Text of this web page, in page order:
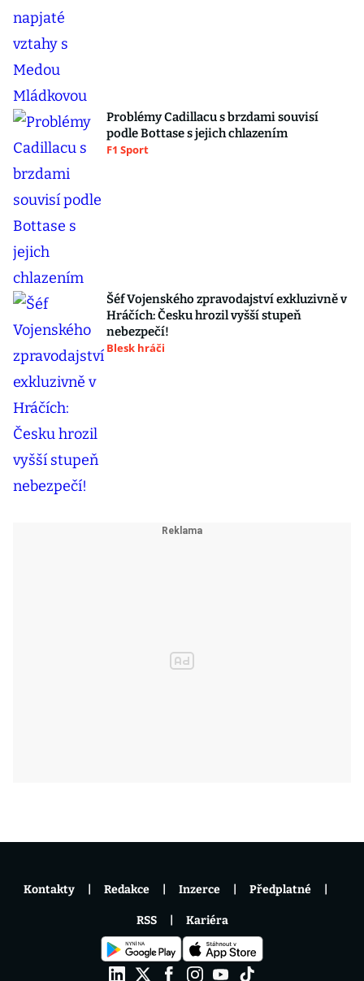
Problémy Cadillacu s brzdami souvisí
podle Bottase s jejich chlazením
F1 Sport
Šéf Vojenského zpravodajství exkluzivně v
Hráčích: Česku hrozil vyšší stupeň
nebezpečí!
Blesk hráči
Kontakty Redakce Inzerce Předplatné
RSS Kariéra